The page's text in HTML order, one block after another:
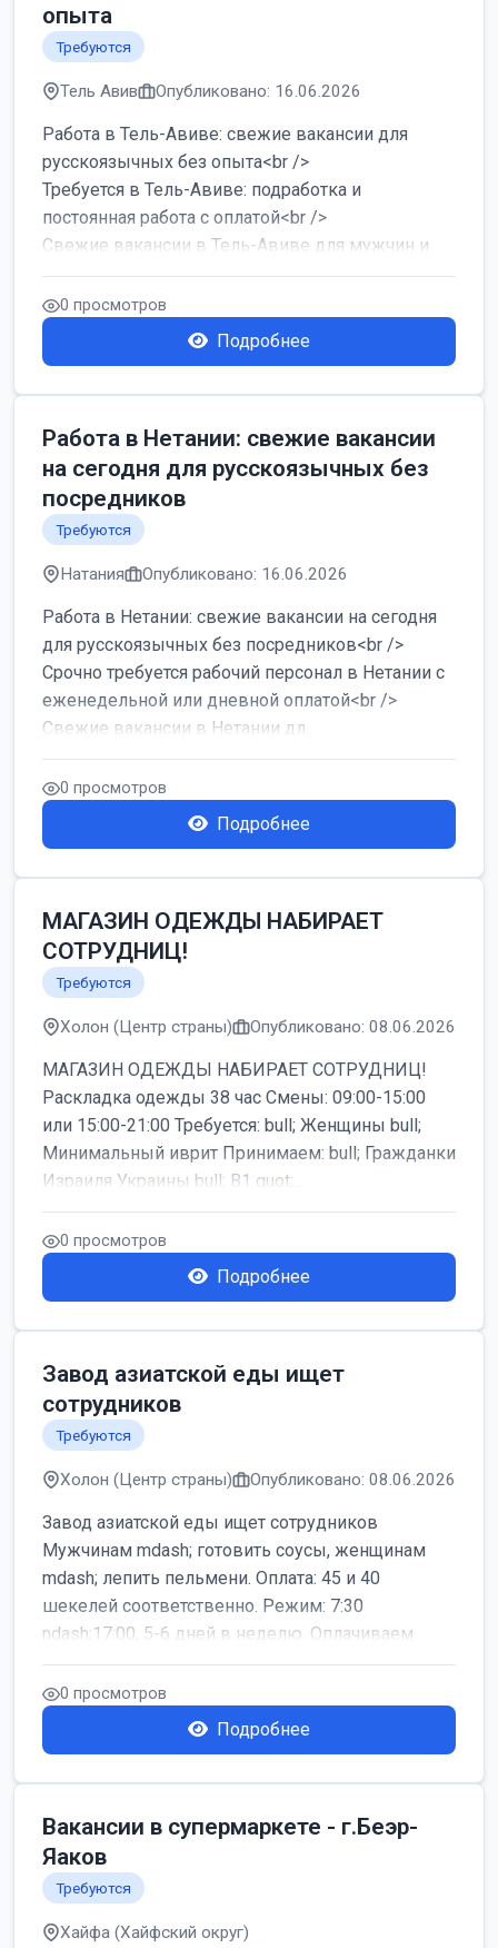
опыта
Требуются
Тель Авив Опубликовано: 16.06.2026
Работа в Тель-Авиве: свежие вакансии для
русскоязычных без опыта<br />
Требуется в Тель-Авиве: подработка и
постоянная работа с оплатой<br />
Свежие вакансии в Тель-Авиве для мужчин и
женщин от хозя...
0 просмотров
Подробнее
Работа в Нетании: свежие вакансии
на сегодня для русскоязычных без
посредников
Требуются
Натания Опубликовано: 16.06.2026
Работа в Нетании: свежие вакансии на сегодня
для русскоязычных без посредников<br />
Срочно требуется рабочий персонал в Нетании с
еженедельной или дневной оплатой<br />
Свежие вакансии в Нетании дл...
0 просмотров
Подробнее
МАГАЗИН ОДЕЖДЫ НАБИРАЕТ
СОТРУДНИЦ!
Требуются
Холон (Центр страны) Опубликовано: 08.06.2026
МАГАЗИН ОДЕЖДЫ НАБИРАЕТ СОТРУДНИЦ!
Раскладка одежды 38 час Смены: 09:00-15:00
или 15:00-21:00 Требуется: bull; Женщины bull;
Минимальный иврит Принимаем: bull; Гражданки
Израиля Украины bull; B1 quot;...
0 просмотров
Подробнее
Завод азиатской еды ищет
сотрудников
Требуются
Холон (Центр страны) Опубликовано: 08.06.2026
Завод азиатской еды ищет сотрудников
Мужчинам mdash; готовить соусы, женщинам
mdash; лепить пельмени. Оплата: 45 и 40
шекелей соответственно. Режим: 7:30
ndash;17:00, 5-6 дней в неделю. Оплачиваем
дор...
0 просмотров
Подробнее
Вакансии в супермаркете - г.Беэр-
Яаков
Требуются
Хайфа (Хайфский округ)